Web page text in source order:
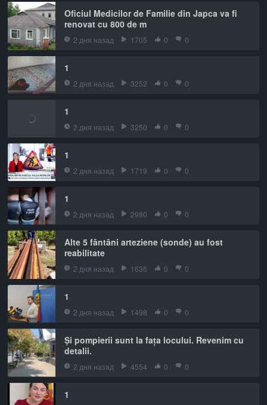
Oficiul Medicilor de Familie din Japca va fi
renovat cu 800 de m
2 дня назад 1705 0 0
1
2 дня назад 3252 0 0
1
2 дня назад 3250 0 0
1
2 дня назад 1719 0 0
1
2 дня назад 2980 0 0
Alte 5 fântâni arteziene (sonde) au fost
reabilitate
2 дня назад 1636 0 0
1
2 дня назад 1498 0 0
Și pompierii sunt la fața locului. Revenim cu
detalii.
2 дня назад 4554 0 0
1